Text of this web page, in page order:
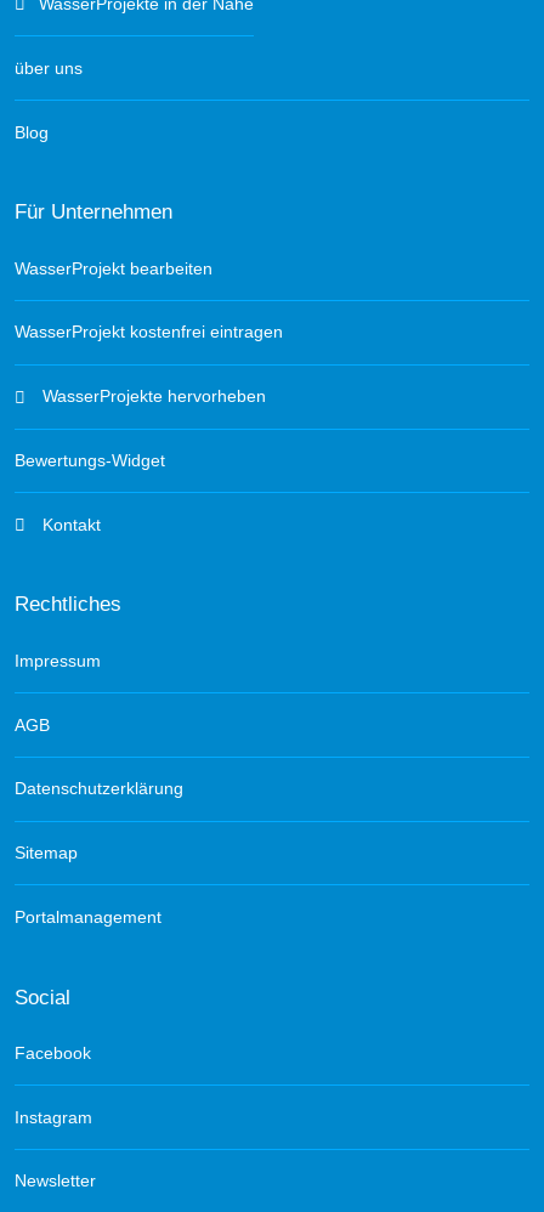
über uns
Blog
Für Unternehmen
WasserProjekt bearbeiten
WasserProjekt kostenfrei eintragen
WasserProjekte hervorheben
Bewertungs-Widget
Kontakt
Rechtliches
Impressum
AGB
Datenschutzerklärung
Sitemap
Portalmanagement
Social
Facebook
Instagram
Newsletter